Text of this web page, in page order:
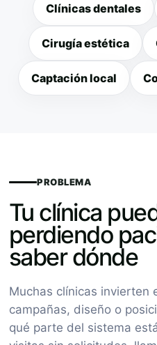
Clínicas dentales
Cirugía estética
Captación local
PROBLEMA
Tu clínica
perdiendo
saber dónde
Muchas clínicas invierten
campañas, diseño o
qué parte del sistema